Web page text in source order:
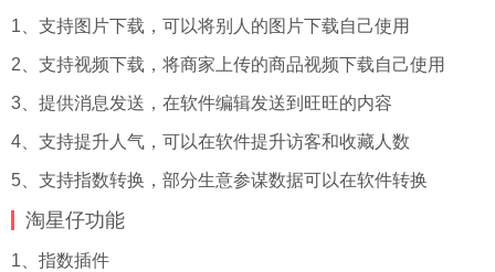
1、支持图片下载，可以将别人的图片下载自己使用
2、支持视频下载，将商家上传的商品视频下载自己使用
3、提供消息发送，在软件编辑发送到旺旺的内容
4、支持提升人气，可以在软件提升访客和收藏人数
5、支持指数转换，部分生意参谋数据可以在软件转换
淘星仔功能
1、指数插件